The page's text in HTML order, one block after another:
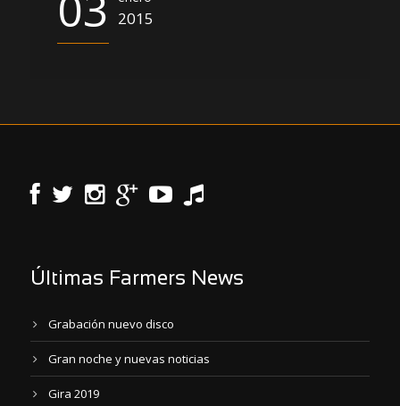
2015
Últimas Farmers News
Grabación nuevo disco
Gran noche y nuevas noticias
Gira 2019